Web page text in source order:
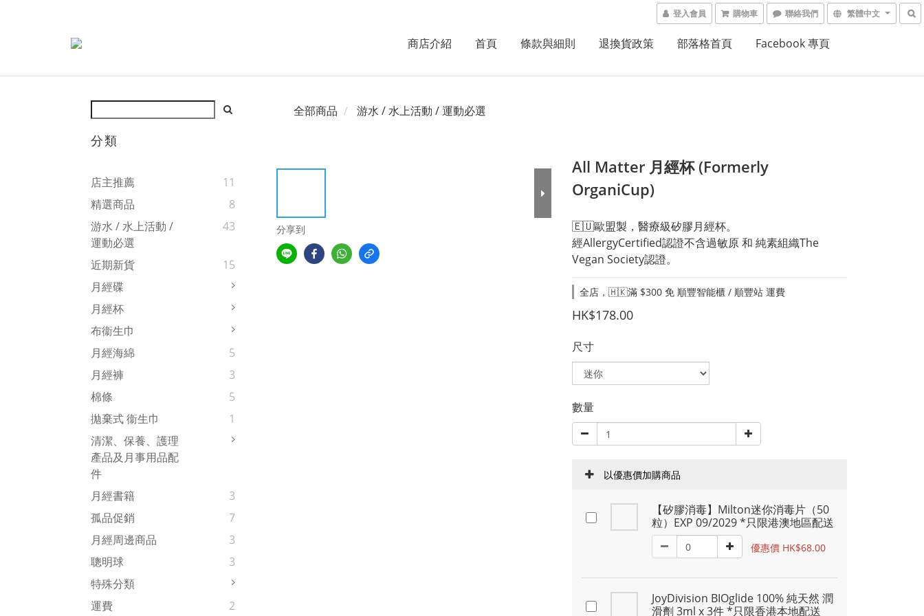
登入會員 購物車 聯絡我們 繁體中文
商店介紹 首頁 條款與細則 退換貨政策 部落格首頁 Facebook 專頁
分類
店主推薦
11
精選商品
8
游水 / 水上活動 /
運動必選
43
近期新貨
15
月經碟
月經杯
布衞生巾
月經海綿
5
月經褲
3
棉條
5
拋棄式 衞生巾
1
清潔、保養、護理
產品及月事用品配
件
月經書籍
3
孤品促銷
7
月經周邊商品
3
聰明球
3
特殊分類
運費
2
全部商品 游水 / 水上活動 / 運動必選
分享到
All Matter 月經杯 (Formerly
OrganiCup)
🇪🇺歐盟製，醫療級矽膠月經杯。
經AllergyCertified認證不含過敏原 和 純素組織The
Vegan Society認證。
全店，🇭🇰滿 $300 免 順豐智能櫃 / 順豐站 運費
HK$178.00
尺寸
數量
以優惠價加購商品
【矽膠消毒】Milton迷你消毒片（50
粒）EXP 09/2029 *只限港澳地區配送
優惠價 HK$68.00
JoyDivision BIOglide 100% 純天然 潤
滑劑 3ml x 3件 *只限香港本地配送